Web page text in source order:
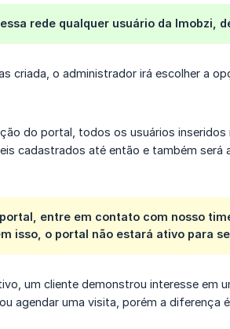
rede qualquer usuário da Imobzi,
criada, o administrador irá escolher a
do portal, todos os usuários inseridos
cadastrados até então e também
entre em contato com nosso
isso, o portal não estará ativo para
um cliente demonstrou interesse em
agendar uma visita, porém a diferença